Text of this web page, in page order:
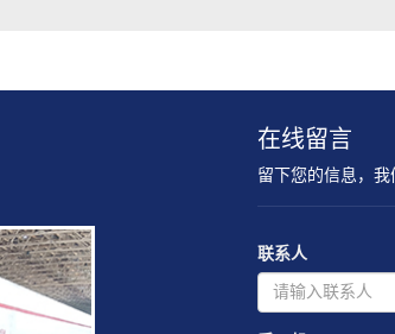
在线留言
留下您的信息，
联系人